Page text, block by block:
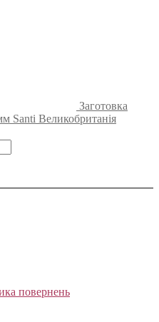
Заготовка
Santi Великобританія
повернень